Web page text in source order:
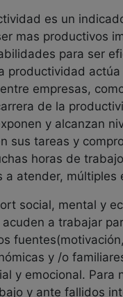
es un
mas productivos
para ser
productividad
empresas,
de la
y alcanzan
sus tareas y
horas de
atender, múltiples
social, mental y
a trabajar
y /o
y emocional.
y ante fallidos